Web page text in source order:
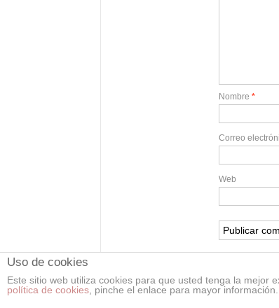
Nombre *
Correo
Web
Copyright 2026 Asociación Deportiva
Uso de cookies
Este sitio web utiliza cookies para que usted tenga la mejor
política de cookies , pinche el enlace para mayor información.